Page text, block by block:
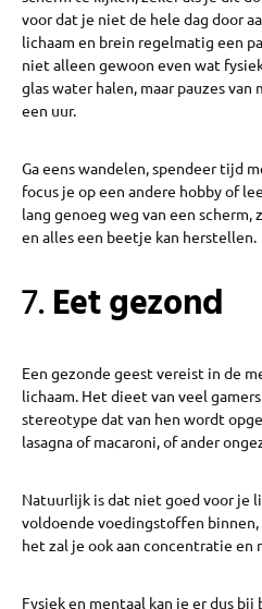
voor dat je niet de hele dag door
lichaam en brein regelmatig een
niet alleen gewoon even wat
glas water halen, maar pauzes
een uur.
Ga eens wandelen, spendeer tijd
focus je op een andere hobby of
lang genoeg weg van een
en alles een beetje kan herstellen.
7.Eet gezond
Een gezonde geest vereist in de
lichaam. Het dieet van veel
stereotype dat van hen wordt
lasagna of macaroni, of ander
Natuurlijk is dat niet goed voor je
voldoende voedingstoffen
het zal je ook aan concentratie
Fysiek en mentaal kan je er dus